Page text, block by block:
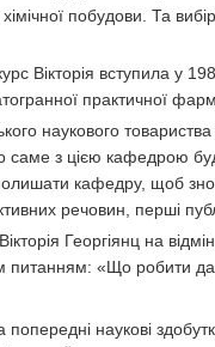
хімічної побудови. Та
Вікторія вступила у
практичної
наукового
з цією кафедрою
кафедру, щоб
речовин, перші
Георгіянц на
питанням: «Що робити
наукові